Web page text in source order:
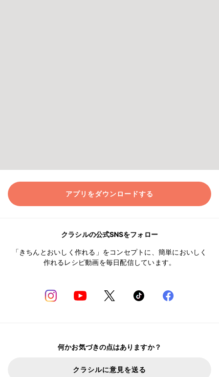
アプリをダウンロードする
クラシルの公式SNSをフォロー
「きちんとおいしく作れる」をコンセプトに、簡単においしく
作れるレシピ動画を毎日配信しています。
何かお気づきの点はありますか？
クラシルに意見を送る